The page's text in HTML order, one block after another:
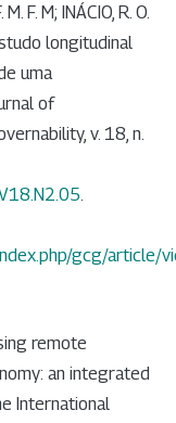
F. M; INÁCIO, R. O.
longitudinal
uma
of
v. 18, n.
gcg/article/
remote
an integrated
International